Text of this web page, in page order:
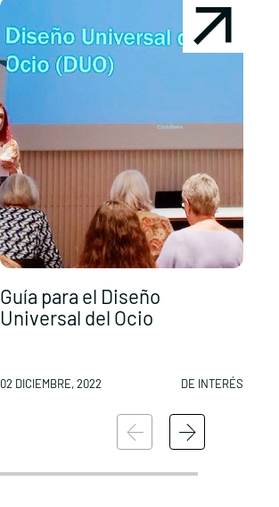
Guía para el Diseño
Universal del Ocio
02 DICIEMBRE, 2022 DE INTERÉS